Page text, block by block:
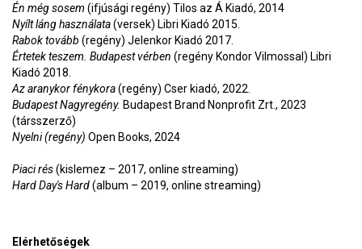
Én még sosem (ifjúsági regény) Tilos az Á Kiadó, 2014
Nyílt láng használata(versek) Libri Kiadó 2015.
Rabok tovább (regény) Jelenkor Kiadó 2017.
Értetek teszem. Budapest vérben (regény Kondor Vilmossal) Libri
Kiadó 2018.
Az aranykor fénykora(regény) Cser kiadó, 2022.
Budapest Nagyregény. Budapest Brand Nonprofit Zrt., 2023
(társszerző)
Nyelni (regény) Open Books, 2024
Piaci rés(kislemez – 2017, online streaming)
Hard Day's Hard(album – 2019, online streaming)
Elérhetőségek